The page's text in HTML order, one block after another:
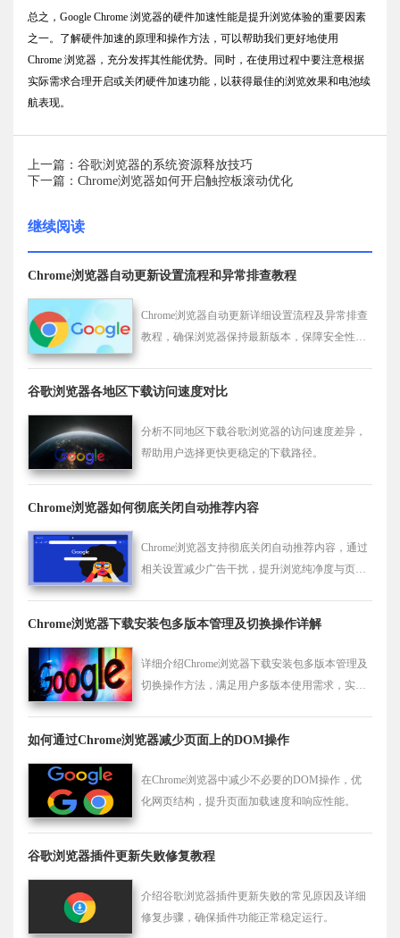
总之，Google Chrome 浏览器的硬件加速性能是提升浏览体验的重要因素
之一。了解硬件加速的原理和操作方法，可以帮助我们更好地使用
Chrome 浏览器，充分发挥其性能优势。同时，在使用过程中要注意根据
实际需求合理开启或关闭硬件加速功能，以获得最佳的浏览效果和电池续
航表现。
上一篇：谷歌浏览器的系统资源释放技巧
下一篇：Chrome浏览器如何开启触控板滚动优化
继续阅读
Chrome浏览器自动更新设置流程和异常排查教程
Chrome浏览器自动更新详细设置流程及异常排查
教程，确保浏览器保持最新版本，保障安全性
谷歌浏览器各地区下载访问速度对比
分析不同地区下载谷歌浏览器的访问速度差异，
帮助用户选择更快更稳定的下载路径。
Chrome浏览器如何彻底关闭自动推荐内容
Chrome浏览器支持彻底关闭自动推荐内容，通过
相关设置减少广告干扰，提升浏览纯净度与页面
Chrome浏览器下载安装包多版本管理及切换操作详解
详细介绍Chrome浏览器下载安装包多版本管理及
切换操作方法，满足用户多版本使用需求，实现
如何通过Chrome浏览器减少页面上的DOM操作
在Chrome浏览器中减少不必要的DOM操作，优
化网页结构，提升页面加载速度和响应性能。
谷歌浏览器插件更新失败修复教程
介绍谷歌浏览器插件更新失败的常见原因及详细
修复步骤，确保插件功能正常稳定运行。